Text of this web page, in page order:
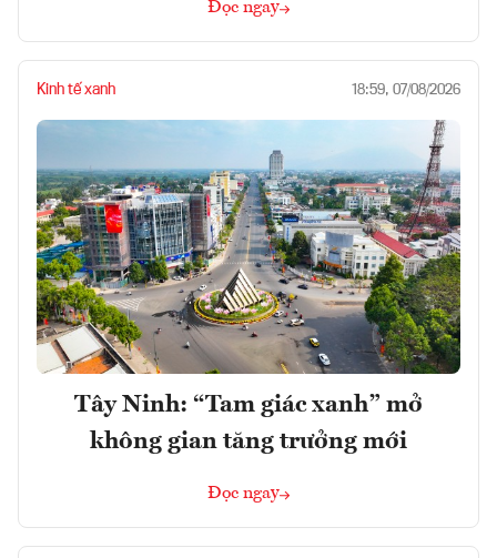
Đọc ngay
Kinh tế xanh 18:59, 07/08/2026
Tây Ninh: “Tam giác xanh” mở
không gian tăng trưởng mới
Đọc ngay